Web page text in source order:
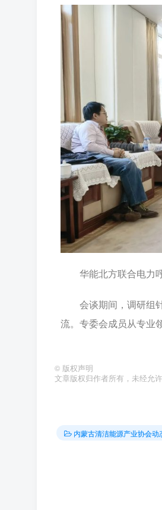
华能北方联合电力
会谈期间，调研组
流。专委会成员从专业
© 版权声明
文章版权归作者所有，未经允许
内蒙古清洁能源产业协会动